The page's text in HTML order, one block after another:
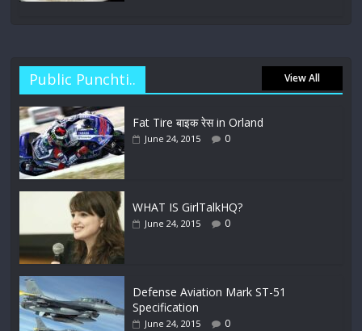
Public Punchti.. View All
Fat Tire बाइक रेस in Orland
June 24, 2015 0
WHAT IS GirlTalkHQ?
June 24, 2015 0
Defense Aviation Mark ST-51
Specification
June 24, 2015 0